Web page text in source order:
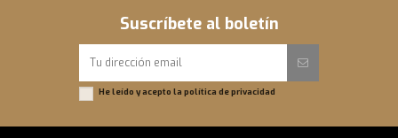
Suscríbete al boletín
He leído y acepto la política de privacidad